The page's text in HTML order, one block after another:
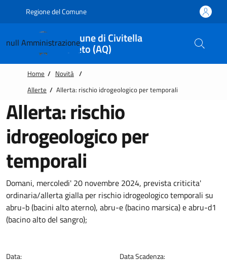
Regione del Comune
Comune di Civitella
Roveto (AQ)
null Amministrazione
Home / Novità /
Allerte / Allerta: rischio idrogeologico per temporali
Allerta: rischio
idrogeologico per
temporali
Domani, mercoledi' 20 novembre 2024, prevista criticita'
ordinaria/allerta gialla per rischio idrogeologico temporali su
abru-b (bacini alto aterno), abru-e (bacino marsica) e abru-d1
(bacino alto del sangro);
Data:
Data Scadenza: